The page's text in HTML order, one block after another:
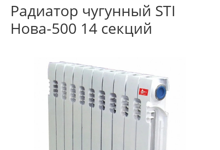
Радиатор чугунный STI
Нова-500 14 секций